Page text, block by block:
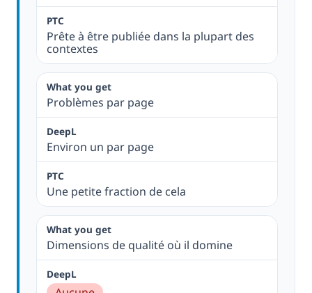
Prête à être publiée dans la plupart des
contextes
Problèmes par page
Environ un par page
Une petite fraction de cela
Dimensions de qualité où il domine